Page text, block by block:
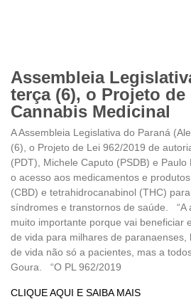
Assembleia
terça (6), o Projeto de
Cannabis Medicinal
A Assembleia Legislativa do Paraná
(6), o Projeto de Lei 962/2019 de
(PDT), Michele Caputo (PSDB) e
o acesso aos medicamentos e
(CBD) e tetrahidrocanabinol (THC)
síndromes e transtornos de saúde. “A
muito importante porque vai beneficiar
de vida para milhares de paranaenses,
de vida não só a pacientes, mas a
Goura. “O PL 962/2019
CLIQUE AQUI E SAIBA MAIS